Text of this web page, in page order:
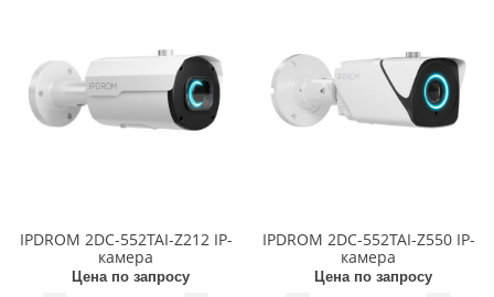
IPDROM 2DC-552TAI-Z212 IP-
камера
Цена по запросу
IPDROM 2DC-552TAI-Z550 IP-
камера
Цена по запросу